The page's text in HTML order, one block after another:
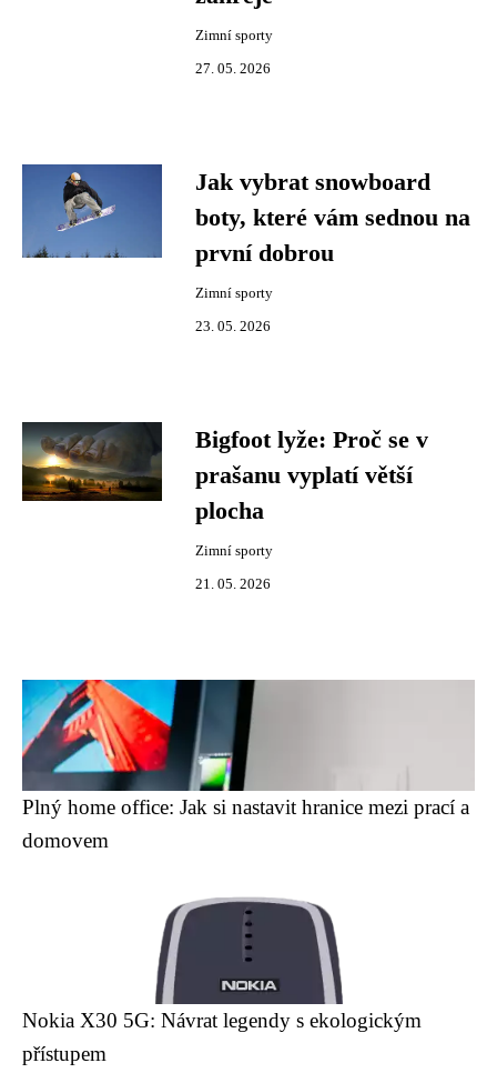
Zimní sporty
27. 05. 2026
Jak vybrat snowboard
boty, které vám sednou na
první dobrou
Zimní sporty
23. 05. 2026
Bigfoot lyže: Proč se v
prašanu vyplatí větší
plocha
Zimní sporty
21. 05. 2026
Plný home office: Jak si nastavit hranice mezi prací a
domovem
Nokia X30 5G: Návrat legendy s ekologickým
přístupem